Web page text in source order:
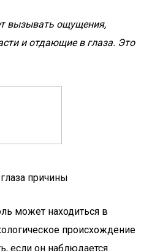
вызывать ощущения,
и отдающие в глаза. Это
причины
может находиться в
происхождение
если он наблюдается